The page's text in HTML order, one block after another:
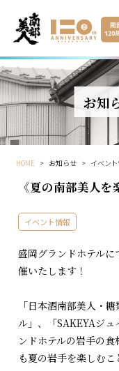
お知
HOME > お知らせ > イベン
《夏の南部美人
イベント情報
盛岡グランドホテル
催いたします！
「日本酒南部美人・
ル」、「SAKEYAジ
ンドホテルの岩手の
も夏の岩手を楽しむこ